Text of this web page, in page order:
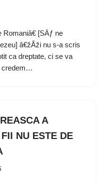
[SÄƒ ne
â€žÅži nu s-a scris
ca dreptate, ci se va
credem…
A
NU ESTE DE